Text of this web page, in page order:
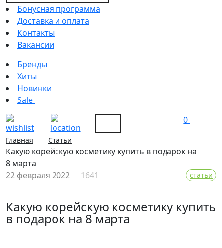
Бонусная программа
Доставка и оплата
Контакты
Вакансии
Бренды
Хиты
Новинки
Sale
0
Главная Статьи
Какую корейскую косметику купить в подарок на
8 марта
22 февраля 2022
1641 статьи
Какую корейскую косметику купить
в подарок на 8 марта